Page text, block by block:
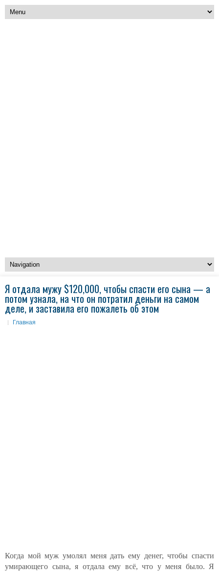
Я отдала мужу $120,000, чтобы спасти его сына — а
потом узнала, на что он потратил деньги на самом
деле, и заставила его пожалеть об этом
Главная
Когда мой муж умолял меня дать ему денег, чтобы спасти
умирающего сына, я отдала ему всё, что у меня было. Я